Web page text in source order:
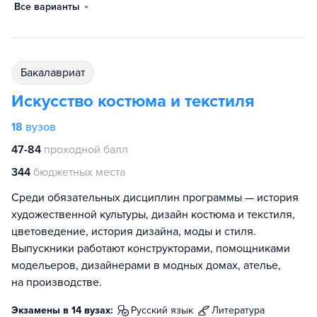
Все варианты
бакалавриат
Искусство костюма и текстиля
18 вузов
47-84 проходной балл
344 бюджетных места
Среди обязательных дисциплин программы — история
художественной культуры, дизайн костюма и текстиля,
цветоведение, история дизайна, моды и стиля.
Выпускники работают конструкторами, помощниками
модельеров, дизайнерами в модных домах, ателье,
на производстве.
Экзамены в 14 вузах: русский язык
литература